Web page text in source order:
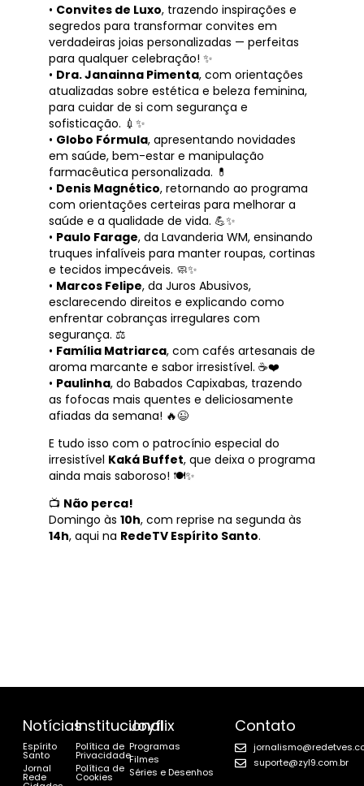
• Convites de Luxo, trazendo inspirações e
segredos para transformar convites em
verdadeiras joias personalizadas — perfeitas
para qualquer celebração! ✨
• Dra. Janainna Pimenta, com orientações
atualizadas sobre estética e beleza feminina,
para cuidar de si com segurança e
sofisticação. 💉✨
• Globo Fórmula, apresentando novidades
em saúde, bem-estar e manipulação
farmacêutica personalizada. 💊
• Denis Magnético, retornando ao programa
com orientações certeiras para melhorar a
saúde e a qualidade de vida. 💪✨
• Paulo Farage, da Lavanderia WM, ensinando
truques infalíveis para manter roupas, cortinas
e tecidos impecáveis. 🧼✨
• Marcos Felipe, da Juros Abusivos,
esclarecendo direitos e explicando como
enfrentar cobranças irregulares com
segurança. ⚖️
• Família Matriarca, com cafés artesanais de
aroma marcante e sabor irresistível. ☕❤️
• Paulinha, do Babados Capixabas, trazendo
as fofocas mais quentes e deliciosamente
afiadas da semana! 🔥😉
E tudo isso com o patrocínio especial do
irresistível Kaká Buffet, que deixa o programa
ainda mais saboroso! 🍽️✨
📺 Não perca!
Domingo às 10h, com reprise na segunda às
14h, aqui na RedeTV Espírito Santo.
Notícias
Espírito
Santo
Jornal
Rede
Institucional
Política de
Privacidade
Política de
Cookies
Joyflix
Programas
Filmes
Séries e Desenhos
Contato
suporte@zyl9.com.br